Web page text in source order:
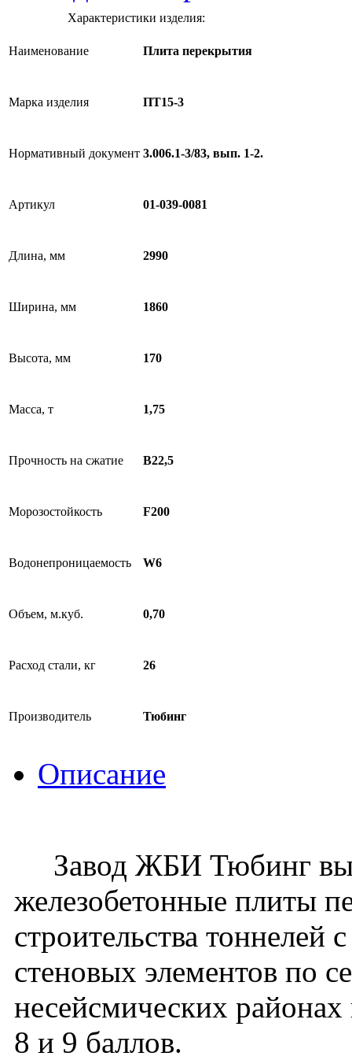
Характеристики изделия:
Наименование Плита перекрытия
Марка изделия ПТ15-3
Нормативный документ 3.006.1-3/83, вып. 1-2.
Артикул 01-039-0081
Длина, мм 2990
Ширина, мм 1860
Высота, мм 170
Масса, т 1,75
Прочность на сжатие В22,5
Морозостойкость F200
Водонепроницаемость W6
Объем, м.куб. 0,70
Расход стали, кг 26
Производитель Тюбинг
Описание
Завод ЖБИ Тюбинг
железобетонные плиты
строительства
стеновых элементов по
несейсмических
8 и 9 баллов.